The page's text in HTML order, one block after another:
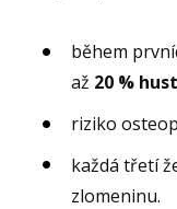
během
až 20 %
riziko
každá třetí
zlomeninu.